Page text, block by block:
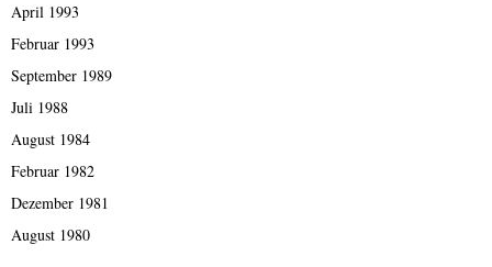
April 1993
Februar 1993
September 1989
Juli 1988
August 1984
Februar 1982
Dezember 1981
August 1980